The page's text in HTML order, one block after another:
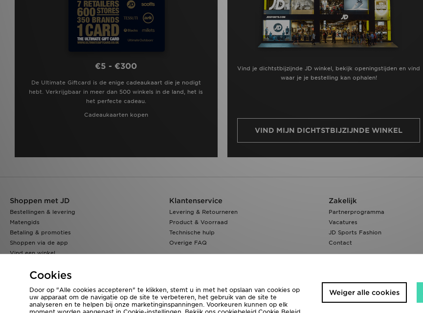
(34)
€5 - €300
De Ultimate Giftcard is de enige cadeaukaart die je nodigt
hebt. Verkrijgbaar in meer dan 500 winkels in de land, het is
het perfecte cadeau.
Cadeaukaarten kopen
Vind je dichtstbijzijnde JD winkel, bekijk openingstijden en vind
waar je je bestelling kan ophalen!
VIND MIJN DICHTSTBIJZIJNDE WINKEL
Shoppen met JD
Bestellingen & levering
Matengids
Betaling & promoties
Shoppen via de app
Vind een winkel
Klantenservice
Levering & Retourneren
Product & Voorraad
Technische hulp
Overige FAQ
Zakelijk
Partnerprogramma
Vacatures
JD Sports Fashion
Contact
Bezoek onze bedrijfswebsite www.jdplc.com
Cookies
Door op "Alle cookies accepteren" te klikken, stemt u in met het opslaan van cookies op
uw apparaat om de navigatie op de site te verbeteren, het gebruik van de site te
analyseren en te helpen bij onze marketinginspanningen. Voorkeuren kunnen op elk
Weiger alle cookies